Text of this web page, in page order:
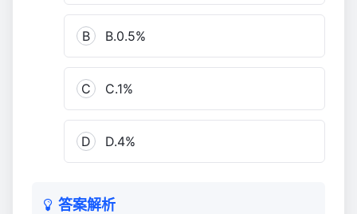
B B.0.5%
C C.1%
D D.4%
答案解析